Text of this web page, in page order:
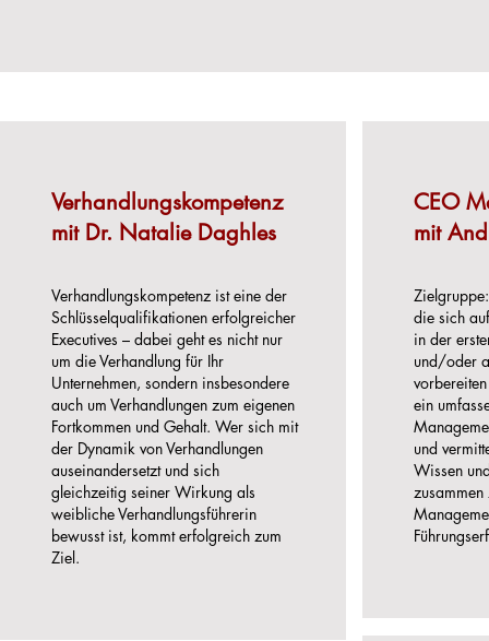
Verhandlungskompetenz
mit Dr. Natalie Daghles
Verhandlungskompetenz ist eine der
Schlüsselqualifikationen erfolgreicher
Executives – dabei geht es nicht nur
um die Verhandlung für Ihr
Unternehmen, sondern insbesondere
auch um Verhandlungen zum eigenen
Fortkommen und Gehalt. Wer sich mit
der Dynamik von Verhandlungen
auseinandersetzt und sich
gleichzeitig seiner Wirkung als
weibliche Verhandlungsführerin
bewusst ist, kommt erfolgreich zum
Ziel.
CEO
mit
die sich
in der
und/oder
ein
und
Wissen
zusammen